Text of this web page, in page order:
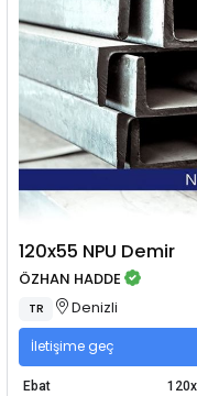
120x55 NPU Demir
ÖZHAN HADDE
TR Denizli
İletişime geç
Ebat